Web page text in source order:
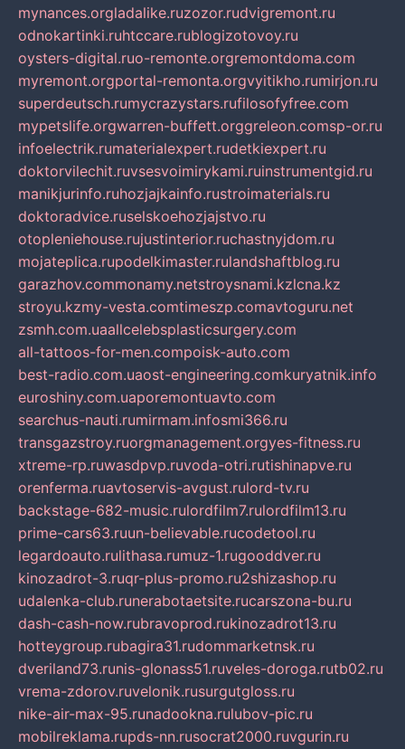
mynances.orgladalike.ruzozor.rudvigremont.ru
odnokartinki.ruhtccare.rublogizotovoy.ru
oysters-digital.ruo-remonte.orgremontdoma.com
myremont.orgportal-remonta.orgvyitikho.rumirjon.ru
superdeutsch.rumycrazystars.rufilosofyfree.com
mypetslife.orgwarren-buffett.orggreleon.comsp-or.ru
infoelectrik.rumaterialexpert.rudetkiexpert.ru
doktorvilechit.ruvsesvoimirykami.ruinstrumentgid.ru
manikjurinfo.ruhozjajkainfo.rustroimaterials.ru
doktoradvice.ruselskoehozjajstvo.ru
otopleniehouse.rujustinterior.ruchastnyjdom.ru
mojateplica.rupodelkimaster.rulandshaftblog.ru
garazhov.commonamy.netstroysnami.kzlcna.kz
stroyu.kzmy-vesta.comtimeszp.comavtoguru.net
zsmh.com.uaallcelebsplasticsurgery.com
all-tattoos-for-men.compoisk-auto.com
best-radio.com.uaost-engineering.comkuryatnik.info
euroshiny.com.uaporemontuavto.com
searchus-nauti.rumirmam.infosmi366.ru
transgazstroy.ruorgmanagement.orgyes-fitness.ru
xtreme-rp.ruwasdpvp.ruvoda-otri.rutishinapve.ru
orenferma.ruavtoservis-avgust.rulord-tv.ru
backstage-682-music.rulordfilm7.rulordfilm13.ru
prime-cars63.ruun-believable.rucodetool.ru
legardoauto.rulithasa.rumuz-1.rugooddver.ru
kinozadrot-3.ruqr-plus-promo.ru2shizashop.ru
udalenka-club.runerabotaetsite.rucarszona-bu.ru
dash-cash-now.rubravoprod.rukinozadrot13.ru
hotteygroup.rubagira31.rudommarketnsk.ru
dveriland73.runis-glonass51.ruveles-doroga.rutb02.ru
vrema-zdorov.ruvelonik.rusurgutgloss.ru
nike-air-max-95.runadookna.rulubov-pic.ru
mobilreklama.rupds-nn.rusocrat2000.ruvgurin.ru